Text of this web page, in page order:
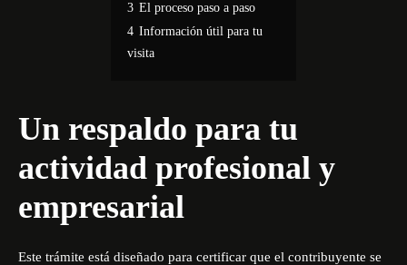
3 El proceso paso a paso
4 Información útil para tu
visita
Un respaldo para tu
actividad profesional y
empresarial
Este trámite está diseñado para certificar que el contribuyente se